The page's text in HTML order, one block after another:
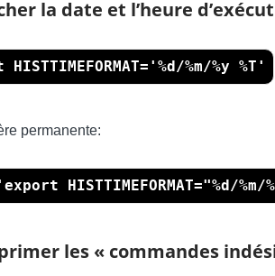
la date et l’heure
%m/%y %T'
permanente:
HISTTIMEFORMAT="%d/
les « commandes